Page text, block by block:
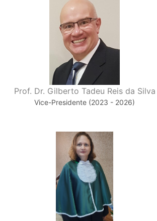
Prof. Dr. Gilberto Tadeu Reis da Silva
Vice-Presidente (2023 - 2026)